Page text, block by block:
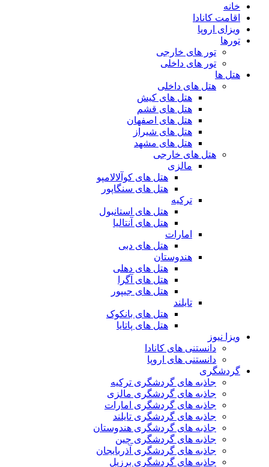
خانه
اقامت کانادا
ویزای اروپا
تورها
تور های خارجی
تور های داخلی
هتل ها
هتل های داخلی
هتل های کیش
هتل های قشم
هتل های اصفهان
هتل های شیراز
هتل های مشهد
هتل های خارجی
مالزی
هتل های کوآلالامپو
هتل های سنگاپور
ترکیه
هتل های استانبول
هتل های آنتالیا
امارات
هتل های دبی
هندوستان
هتل های دهلی
هتل های آگرا
هتل های جیپور
تایلند
هتل های بانکوک
هتل های پاتایا
ویزا نیوز
دانستنی های کانادا
دانستنی های اروپا
گردشگری
جاذبه های گردشگری ترکیه
جاذبه های گردشگری مالزی
جاذبه های گردشگری امارات
جاذبه های گردشگری تایلند
جاذبه های گردشگری هندوستان
جاذبه های گردشگری چین
جاذبه های گردشگری آذربایجان
جاذبه های گردشگری برزیل